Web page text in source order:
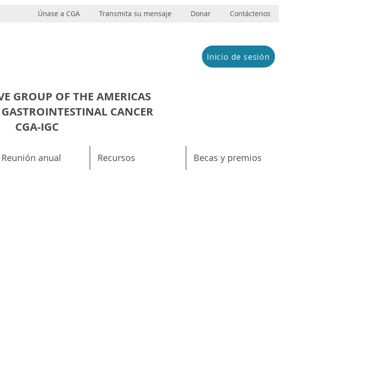
Únase a CGA Transmita su mensaje Donar Contáctenos
GROUP OF THE AMERICAS
CANCER
CGA-IGC
Inicio de sesión
Reunión anual Recursos Becas y premios